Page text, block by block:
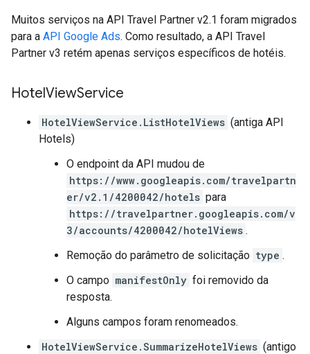
Muitos serviços na API Travel Partner v2.1 foram migrados
para a API Google Ads. Como resultado, a API Travel
Partner v3 retém apenas serviços específicos de hotéis.
HotelViewService
HotelViewService.ListHotelViews (antiga API
Hotels)
O endpoint da API mudou de
https://www.googleapis.com/travelpartn
er/v2.1/4200042/hotels para
https://travelpartner.googleapis.com/v
3/accounts/4200042/hotelViews .
Remoção do parâmetro de solicitação type .
O campo manifestOnly foi removido da
resposta.
Alguns campos foram renomeados.
HotelViewService.SummarizeHotelViews (antigo